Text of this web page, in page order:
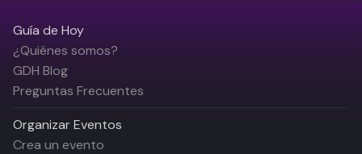
Guía de Hoy
¿Quiénes somos?
GDH Blog
Preguntas Frecuentes
Organizar Eventos
Crea un evento